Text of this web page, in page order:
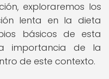
exploraremos los
lenta en la dieta
básicos de esta
importancia de la
de este contexto.